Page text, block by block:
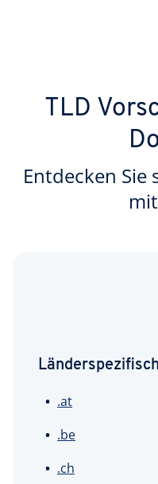
TLD
Entdecken Sie
.at
.be
.ch